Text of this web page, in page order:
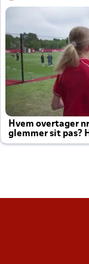
Hvem overtager
glemmer sit pas?
altid til efter